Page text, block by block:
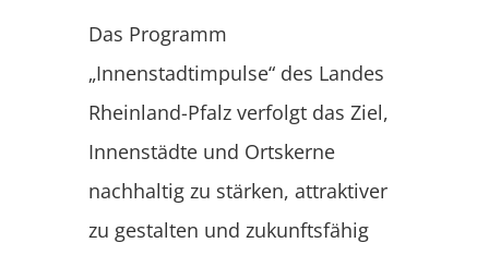
Das Programm
„Innenstadtimpulse“ des Landes
Rheinland-Pfalz verfolgt das Ziel,
Innenstädte und Ortskerne
nachhaltig zu stärken, attraktiver
zu gestalten und zukunftsfähig